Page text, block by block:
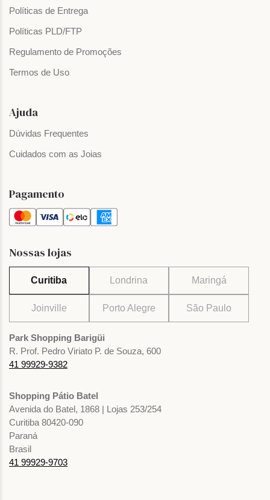
Políticas de Entrega
Políticas PLD/FTP
Regulamento de Promoções
Termos de Uso
Ajuda
Dúvidas Frequentes
Cuidados com as Joias
Pagamento
Nossas lojas
Curitiba Londrina Maringá
Joinville Porto Alegre São Paulo
Park Shopping Barigüi
R. Prof. Pedro Viriato P. de Souza, 600
41 99929-9382
Shopping Pátio Batel
Avenida do Batel, 1868 | Lojas 253/254
Curitiba 80420-090
Paraná
Brasil
41 99929-9703